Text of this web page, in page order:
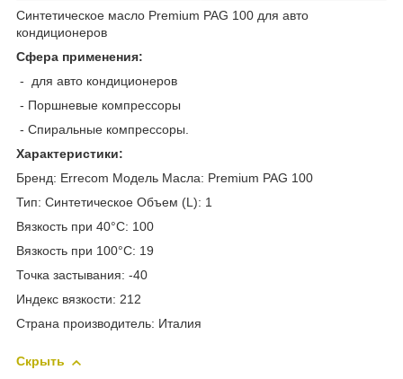
Синтетическое масло Premium PAG 100 для авто
кондиционеров
Сфера применения:
- для авто кондиционеров
- Поршневые компрессоры
- Спиральные компрессоры.
Характеристики:
Бренд: Errecom Модель Масла: Premium PAG 100
Тип: Синтетическое Объем (L): 1
Вязкость при 40°С: 100
Вязкость при 100°С: 19
Точка застывания: -40
Индекс вязкости: 212
Страна производитель: Италия
Скрыть